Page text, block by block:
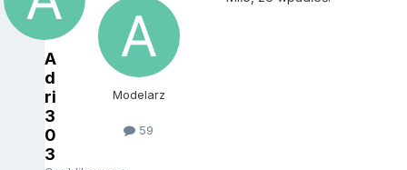
A
d
ri
3
0
3
Modelarz
59